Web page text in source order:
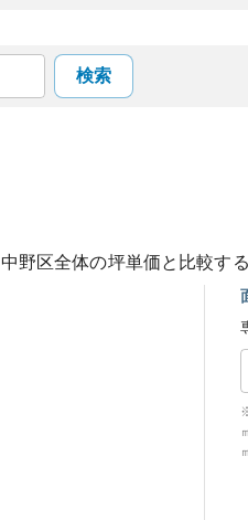
検索
中野区全体の坪単価と比較す